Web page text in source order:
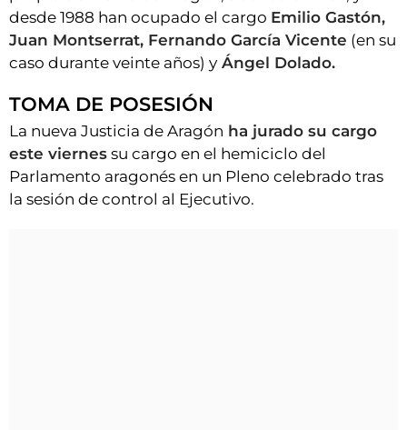
desde 1988 han ocupado el cargo Emilio Gastón,
Juan Montserrat, Fernando García Vicente (en su
caso durante veinte años) y Ángel Dolado.
TOMA DE POSESIÓN
La nueva Justicia de Aragón ha jurado su cargo
este viernes su cargo en el hemiciclo del
Parlamento aragonés en un Pleno celebrado tras
la sesión de control al Ejecutivo.